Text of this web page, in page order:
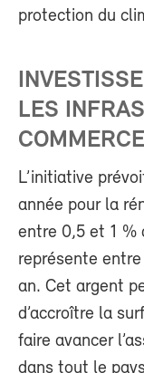
protection du
LES
L’initiative
année pour la
entre 0,5 et 1 %
représente
an. Cet argent
d’accroître la
faire avancer
dans tout le